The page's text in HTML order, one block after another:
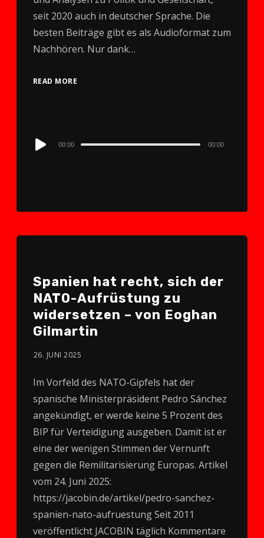
seit 2020 auch in deutscher Sprache. Die
besten Beiträge gibt es als Audioformat zum
Nachhören. Nur dank…
READ MORE
Audio
00:00 00:00
Spanien hat recht, sich der
NATO-Aufrüstung zu
widersetzen – von Eoghan
Gilmartin
26. JUNI 2025
Im Vorfeld des NATO-Gipfels hat der
spanische Ministerpräsident Pedro Sánchez
angekündigt, er werde keine 5 Prozent des
BIP für Verteidigung ausgeben. Damit ist er
eine der wenigen Stimmen der Vernunft
gegen die Remilitarisierung Europas. Artikel
vom 24. Juni 2025:
https://jacobin.de/artikel/pedro-sanchez-
spanien-nato-aufruestung Seit 2011
veröffentlicht JACOBIN täglich Kommentare